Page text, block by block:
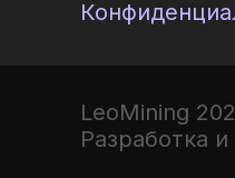
LeoMining
Разработка